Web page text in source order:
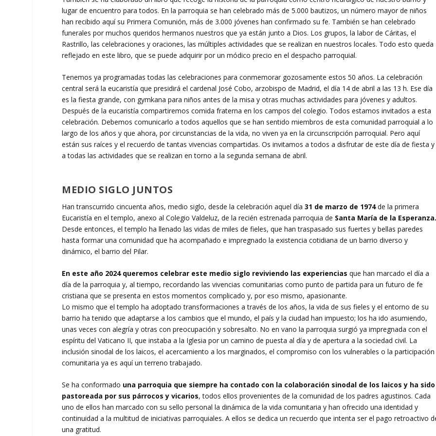
lugar de encuentro para todos. En la parroquia se han celebrado más de 5.000 bautizos, un número mayor de niños
han recibido aquí su Primera Comunión, más de 3.000 jóvenes han confirmado su fe. También se han celebrado
funerales por muchos queridos hermanos nuestros que ya están junto a Dios. Los grupos, la labor de Cáritas, el
Rastrillo, las celebraciones y oraciones, las múltiples actividades que se realizan en nuestros locales. Todo esto queda
reflejado en este libro, que se puede adquirir por un módico precio en el despacho parroquial.
Tenemos ya programadas todas las celebraciones para conmemorar gozosamente estos 50 años. La celebración
central será la eucaristía que presidirá el cardenal José Cobo, arzobispo de Madrid, el día 14 de abril a las 13 h. Ese día
es la fiesta grande, con gymkana para niños antes de la misa y otras muchas actividades para jóvenes y adultos.
Después de la eucaristía compartiremos comida fraterna en los campos del colegio. Todos estamos invitados a esta
celebración. Debemos comunicarlo a todos aquellos que se han sentido miembros de esta comunidad parroquial a lo
largo de los años y que ahora, por circunstancias de la vida, no viven ya en la circunscripción parroquial. Pero aquí
están sus raíces y el recuerdo de tantas vivencias compartidas. Os invitamos a todos a disfrutar de este día de fiesta y
a todas las actividades que se realizan en torno a la segunda semana de abril.
MEDIO SIGLO JUNTOS
Han transcurrido cincuenta años, medio siglo, desde la celebración aquel día31 de marzo de 1974de la primera
Eucaristía en el templo, anexo al Colegio Valdeluz, de la recién estrenada parroquia de Santa María de la
Desde entonces, el templo ha llenado las vidas de miles de fieles, que han traspasado sus fuertes y bellas paredes
hasta formar una comunidad que ha acompañado e impregnado la existencia cotidiana de un barrio diverso y
dinámico, el barrio del Pilar.
En este año 2024 queremos celebrar este medio siglo reviviendo las experiencias que han marcado el día a
día de la parroquia y, al tiempo, recordando las vivencias comunitarias como punto de partida para un futuro de fe
cristiana que se presenta en estos momentos complicado y, por eso mismo, apasionante.
Lo mismo que el templo ha adoptado transformaciones a través de los años, la vida de sus fieles y el entorno de su
barrio ha tenido que adaptarse a los cambios que el mundo, el país y la ciudad han impuesto; los ha ido asumiendo,
unas veces con alegría y otras con preocupación y sobresalto. No en vano la parroquia surgió ya impregnada con el
espíritu del Vaticano II, que instaba a la Iglesia por un camino de puesta al día y de apertura a la sociedad civil. La
inclusión sinodal de los laicos, el acercamiento a los marginados, el compromiso con los vulnerables o la participación
comunitaria ya es aquí un terreno trabajado.
Se ha conformado una parroquia que siempre ha contado con la colaboración sinodal de los laicos y ha sido
pastoreada por sus párrocos y vicarios, todos ellos provenientes de la comunidad de los padres agustinos. Cada
uno de ellos han marcado con su sello personal la dinámica de la vida comunitaria y han ofrecido una identidad y
continuidad a la multitud de iniciativas parroquiales. A ellos se dedica un recuerdo que intenta ser el pago retroactivo
una gratitud.